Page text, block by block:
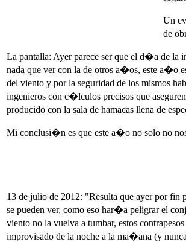
Un
de
La pantalla: Ayer parece ser que el d�a de
nada que ver con la de otros a�os, este a�o
del viento y por la seguridad de los mismos
ingenieros con c�lculos precisos que
producido con la sala de hamacas llena de
Mi conclusi�n es que este a�o no solo no
13 de julio de 2012: "Resulta que ayer por fin
se pueden ver, como eso har�a peligrar el
viento no la vuelva a tumbar, estos
improvisado de la noche a la ma�ana (y